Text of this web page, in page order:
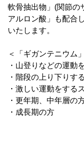
軟骨抽出物」(関節の
アルロン酸」も配合
いたします。
＜「ギガンテニウム
・山登りなどの運動
・階段の上り下りす
・激しい運動をする
・更年期、中年層の
・成長期の方